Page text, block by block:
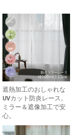
遮熱加工のおしゃれな
UVカット防炎レース。
ミラー＆遮像加工で安
心。